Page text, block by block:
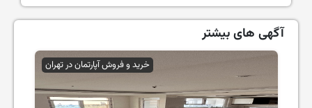
آگهی های بیشتر
خرید و فروش آپارتمان در تهران